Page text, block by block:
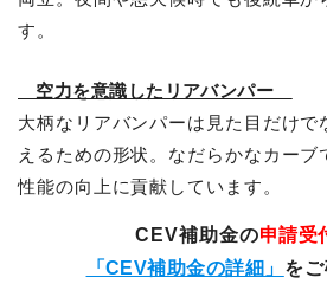
す。
空力を意識したリアバンパー
大柄なリアバンパーは見た目だけで
えるための形状。なだらかなカーブ
性能の向上に貢献しています。
CEV補助金の申請受
「CEV補助金の詳細」 を